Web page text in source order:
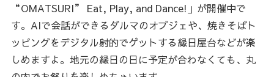
“OMATSURI” Eat, Play, and Dance!」が開催中で
す。AIで会話ができるダルマのオブジェや、焼きそばト
ッピングをデジタル射的でゲットする縁日屋台などが楽
しめますよ。地元の縁日の日に予定が合わなくても、丸